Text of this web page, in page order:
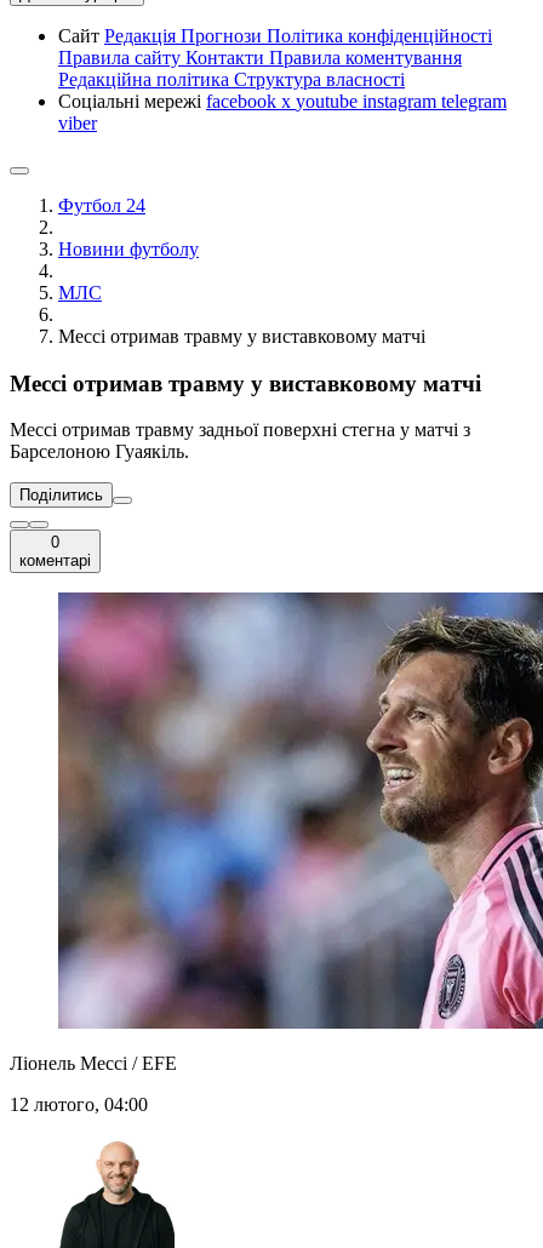
Сайт Редакція Прогнози Політика конфіденційності
Правила сайту Контакти Правила коментування
Редакційна політика Структура власності
Соціальні мережі facebook x youtube instagram telegram
viber
Футбол 24
Новини футболу
МЛС
Мессі отримав травму у виставковому матчі
Мессі отримав травму у виставковому матчі
Мессі отримав травму задньої поверхні стегна у матчі з
Барселоною Гуаякіль.
Поділитись
0
коментарі
Ліонель Мессі / EFE
12 лютого, 04:00